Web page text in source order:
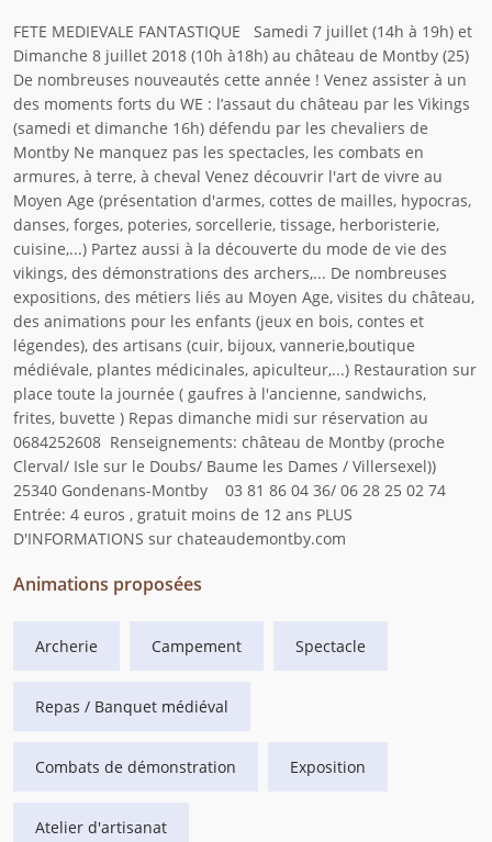
FETE MEDIEVALE FANTASTIQUE Samedi 7 juillet (14h à 19h) et
Dimanche 8 juillet 2018 (10h à18h) au château de Montby (25)
De nombreuses nouveautés cette année ! Venez assister à un
des moments forts du WE : l’assaut du château par les Vikings
(samedi et dimanche 16h) défendu par les chevaliers de
Montby Ne manquez pas les spectacles, les combats en
armures, à terre, à cheval Venez découvrir l'art de vivre au
Moyen Age (présentation d'armes, cottes de mailles, hypocras,
danses, forges, poteries, sorcellerie, tissage, herboristerie,
cuisine,...) Partez aussi à la découverte du mode de vie des
vikings, des démonstrations des archers,... De nombreuses
expositions, des métiers liés au Moyen Age, visites du château,
des animations pour les enfants (jeux en bois, contes et
légendes), des artisans (cuir, bijoux, vannerie,boutique
médiévale, plantes médicinales, apiculteur,...) Restauration sur
place toute la journée ( gaufres à l'ancienne, sandwichs,
frites, buvette ) Repas dimanche midi sur réservation au
0684252608 Renseignements: château de Montby (proche
Clerval/ Isle sur le Doubs/ Baume les Dames / Villersexel))
25340 Gondenans-Montby 03 81 86 04 36/ 06 28 25 02 74
Entrée: 4 euros , gratuit moins de 12 ans PLUS
D'INFORMATIONS sur chateaudemontby.com
Animations proposées
Archerie Campement Spectacle
Repas / Banquet médiéval
Combats de démonstration Exposition
Atelier d'artisanat